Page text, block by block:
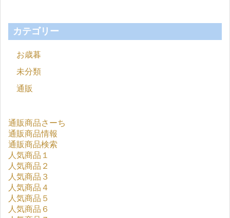
カテゴリー
お歳暮
未分類
通販
通販商品さーち
通販商品情報
通販商品検索
人気商品１
人気商品２
人気商品３
人気商品４
人気商品５
人気商品６